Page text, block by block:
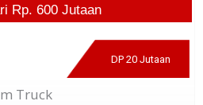
Rp. 600 Jutaan
DP 20 Jutaan
Truck